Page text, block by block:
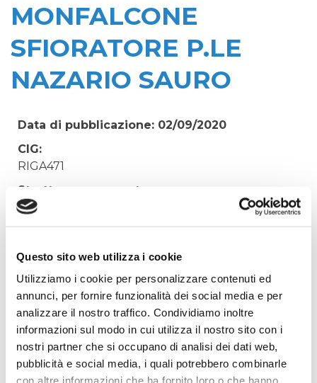
Questo sito web utilizza i cookie
Utilizziamo i cookie per personalizzare contenuti ed
annunci, per fornire funzionalità dei social media e per
analizzare il nostro traffico. Condividiamo inoltre
informazioni sul modo in cui utilizza il nostro sito con i
nostri partner che si occupano di analisi dei dati web,
pubblicità e social media, i quali potrebbero combinarle
con altre informazioni che ha fornito loro o che hanno
MONFALCONE
SFIORATORE P.LE
NAZARIO SAURO
Data di pubblicazione: 02/09/2020
CIG:
RIGA471
Struttura proponente:
'Irisacqua srl P.I./C.F. 01070220312. - Ufficio
Tecnico
DIRITTI SEGRETERIA PER SCIA COMUNE DI
MONFALCONE SFIORATORE P.LE NAZARIO
SAURO
Elenco operatori invitati:
Codice Fiscale:
Procedura di scelta: